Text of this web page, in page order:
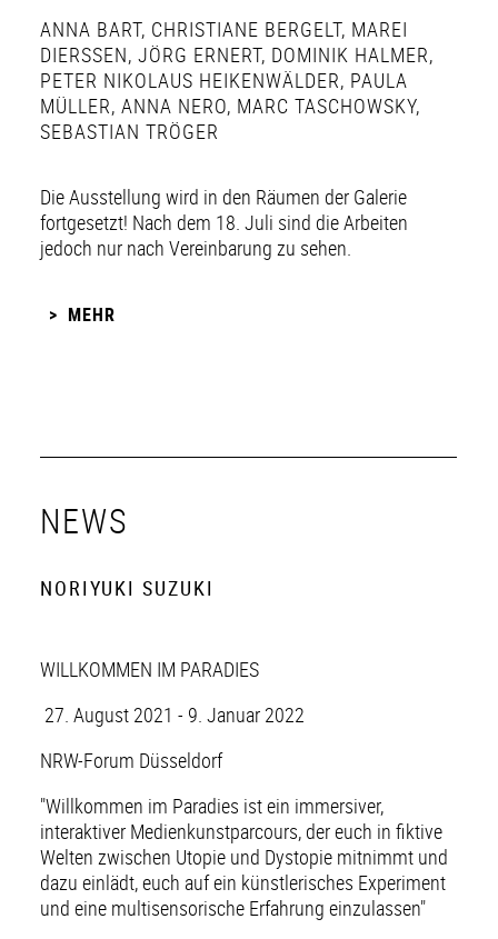
ANNA BART, CHRISTIANE BERGELT, MAREI
DIERSSEN , JÖRG ERNERT, DOMINIK HALMER,
PETER NIKOLAUS HEIKENWÄLDER, PAULA
MÜLLER, ANNA NERO, MARC TASCHOWSKY,
SEBASTIAN TRÖGER
Die Ausstellung wird in den Räumen der Galerie
fortgesetzt! Nach dem 18. Juli sind die Arbeiten
jedoch nur nach Vereinbarung zu sehen.
MEHR
NEWS
NORIYUKI SUZUKI
WILLKOMMEN IM PARADIES
27. August 2021 - 9. Januar 2022
NRW-Forum Düsseldorf
"Willkommen im Paradies ist ein immersiver,
interaktiver Medienkunstparcours, der euch in fiktive
Welten zwischen Utopie und Dystopie mitnimmt und
dazu einlädt, euch auf ein künstlerisches Experiment
und eine multisensorische Erfahrung einzulassen"